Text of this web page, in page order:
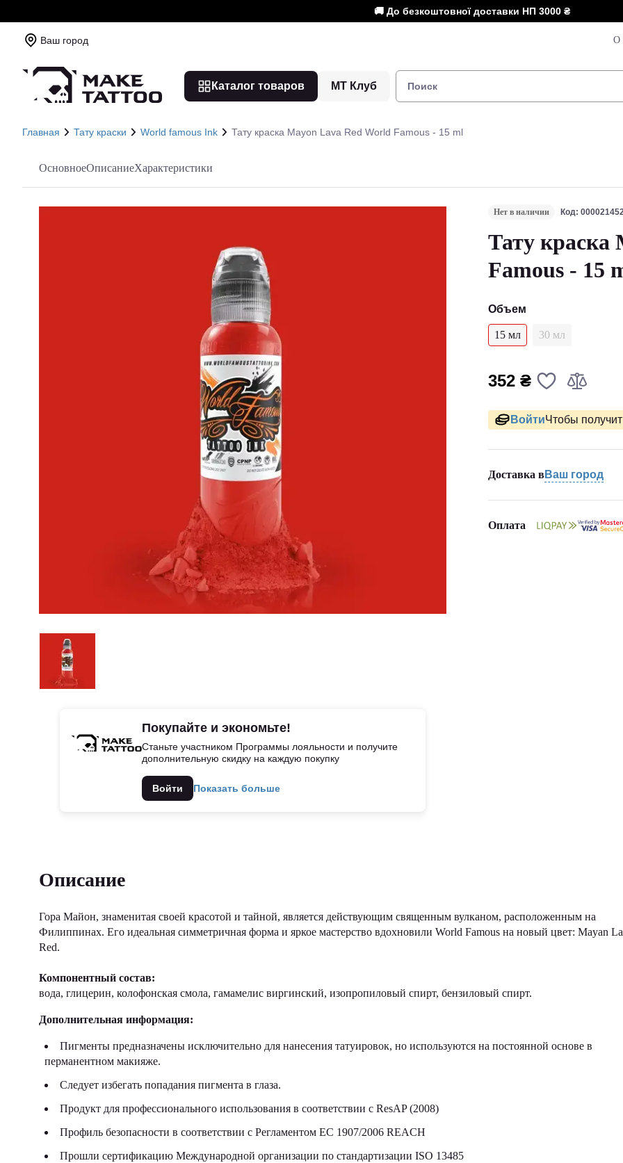
🚚 До безкоштовної доставки НП 3000 ₴
Ваш город О
Каталог товаров МТ Клуб
Главная Тату краски World famous Ink Тату краска Mayon Lava Red World Famous - 15 ml
ОсновноеОписаниеХарактеристики
Покупайте и экономьте!
Станьте участником Программы лояльности и получите
дополнительную скидку на каждую покупку
Войти Показать больше
Нет в наличии Код:
Тату краска
Famous - 15
Объем
15 мл 30 мл
352 ₴
ВойтиЧтобы
Доставка в Ваш город
Оплата
Описание
Гора Майон, знаменитая своей красотой и тайной, является действующим священным вулканом, расположенным на
Филиппинах. Его идеальная симметричная форма и яркое мастерство вдохновили World Famous на новый цвет: Mayan
Red.
Компонентный состав:
вода, глицерин, колофонская смола, гамамелис виргинский, изопропиловый спирт, бензиловый спирт.
Дополнительная информация:
Пигменты предназначены исключительно для нанесения татуировок, но используются на постоянной основе в
перманентном макияже.
Следует избегать попадания пигмента в глаза.
Продукт для профессионального использования в соответствии с ResAP (2008)
Профиль безопасности в соответствии с Регламентом ЕС 1907/2006 REACH
Прошли сертификацию Международной организации по стандартизации ISO 13485